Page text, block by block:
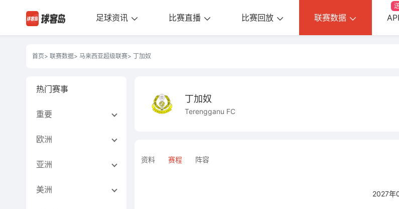
足球资讯 比赛直播 比赛回放 联赛数据
首页> 联赛数据> 马来西亚超级联赛> 丁加奴
热门赛事
重要
欧洲
亚洲
美洲
丁加奴
Terengganu FC
资料 赛程 阵容
2027年